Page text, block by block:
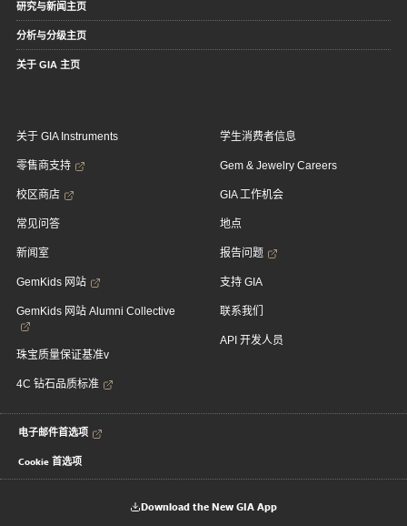
研究与新闻主页
分析与分级主页
关于 GIA 主页
关于 GIA Instruments
零售商支持
校区商店
常见问答
新闻室
GemKids 网站
GemKids 网站 Alumni Collective
珠宝质量保证基准v
4C 钻石品质标准
学生消费者信息
Gem & Jewelry Careers
GIA 工作机会
地点
报告问题
支持 GIA
联系我们
API 开发人员
电子邮件首选项
Cookie 首选项
Download the New GIA App